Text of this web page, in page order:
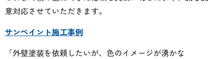
意対応させていただきます。
サンペイント施工事例
「外壁塗装を依頼したいが、色のイメージが湧かな